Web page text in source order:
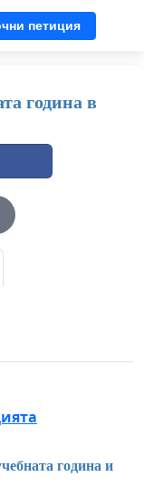
петиция
година в
година и